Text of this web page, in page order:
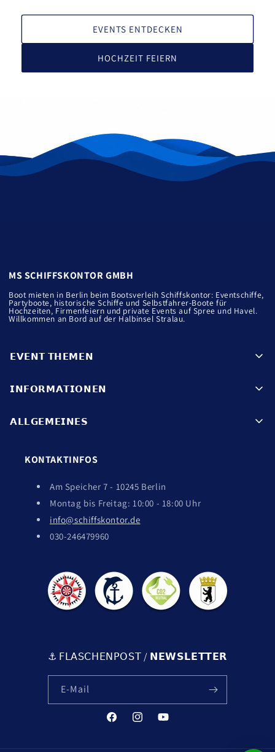
EVENTS ENTDECKEN
HOCHZEIT FEIERN
MS SCHIFFSKONTOR GMBH
Boot mieten in Berlin beim Bootsverleih Schiffskontor: Eventschiffe,
Partyboote, historische Schiffe und Selbstfahrer-Boote für
Hochzeiten, Firmenfeiern und private Events auf Spree und Havel.
Willkommen an Bord auf der Halbinsel Stralau.
𝗘𝗩𝗘𝗡𝗧 𝗧𝗛𝗘𝗠𝗘𝗡
𝖠𝖥𝖳𝖤𝖱𝖶𝖮𝖱𝖪 𝖢𝖨𝖳𝖸-𝖳Ö𝖱𝖭𝖲
𝖶𝖨𝖭𝖳𝖤𝖱𝖥𝖠𝖧𝖱𝖳𝖤𝖭
𝖯𝖠𝖱𝖳𝖸-𝖲𝖢𝖧𝖨𝖥𝖥𝖤
𝗜𝗡𝗙𝗢𝗥𝗠𝗔𝗧𝗜𝗢𝗡𝗘𝗡
𝖠𝖭𝖥𝖱𝖠𝖦𝖤 𝖲𝖤𝖭𝖣𝖤𝖭
𝖶𝖠𝖲𝖲𝖤𝖱𝖱𝖮𝖴𝖳𝖤𝖭
𝖯𝖠𝖱𝖳𝖭𝖤𝖱 & 𝖢𝖮.
𝖧Ä𝖴𝖥𝖨𝖦 𝖦𝖤𝖲𝖳𝖤𝖫𝖫𝖳𝖤 𝖥𝖠𝖱𝖦𝖤𝖭
𝗔𝗟𝗟𝗚𝗘𝗠𝗘𝗜𝗡𝗘𝗦
𝖨𝖬𝖯𝖱𝖤𝖲𝖲𝖴𝖬
𝖶𝖨𝖣𝖤𝖱𝖱𝖴𝖥𝖲𝖱𝖤𝖢𝖧𝖳
𝖡𝖤𝖣𝖨𝖭𝖦𝖴𝖭𝖦𝖤𝖭 (𝖠𝖦𝖡)
𝖪𝖮𝖭𝖳𝖠𝖪𝖳𝖨𝖭𝖥𝖮𝖲
KONTAKTINFOS
Am Speicher 7 - 10245 Berlin
Montag bis Freitag: 10:00 - 18:00 Uhr
info@schiffskontor.de
030-246479960
⚓️ 𝖥𝖫𝖠𝖲𝖢𝖧𝖤𝖭𝖯𝖮𝖲𝖳 / 𝗡𝗘𝗪𝗦𝗟𝗘𝗧𝗧𝗘𝗥
E-Mail
FacebookInstagramYouTube